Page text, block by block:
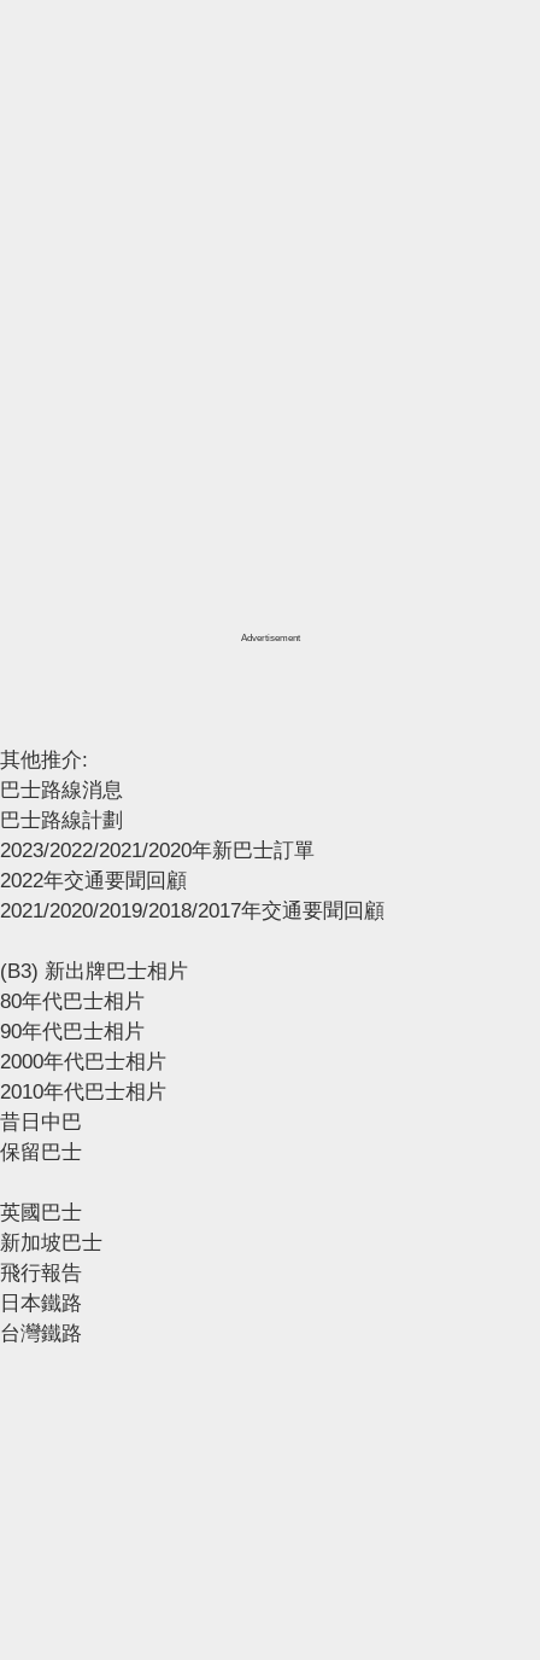
Advertisement
其他推介:
巴士路線消息
巴士路線計劃
2023/2022/2021/2020年新巴士訂單
2022年交通要聞回顧
2021/2020/2019/2018/2017年交通要聞回顧
(B3) 新出牌巴士相片
80年代巴士相片
90年代巴士相片
2000年代巴士相片
2010年代巴士相片
昔日中巴
保留巴士
英國巴士
新加坡巴士
飛行報告
日本鐵路
台灣鐵路